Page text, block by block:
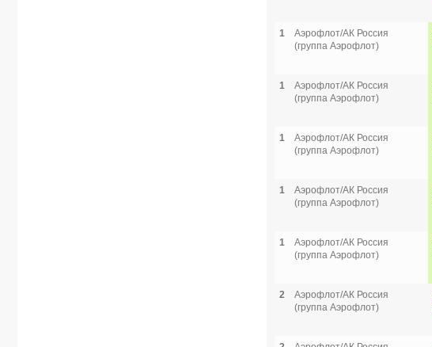
1
Аэрофлот/АК Россия
(группа Аэрофлот)
1
Аэрофлот/АК Россия
(группа Аэрофлот)
1
Аэрофлот/АК Россия
(группа Аэрофлот)
1
Аэрофлот/АК Россия
(группа Аэрофлот)
1
Аэрофлот/АК Россия
(группа Аэрофлот)
2
Аэрофлот/АК Россия
(группа Аэрофлот)